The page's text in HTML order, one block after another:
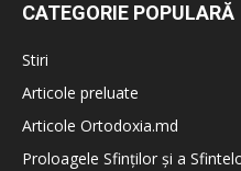
CATEGORIE POPULARĂ
Stiri
Articole preluate
Articole Ortodoxia.md
Proloagele Sfinților și a